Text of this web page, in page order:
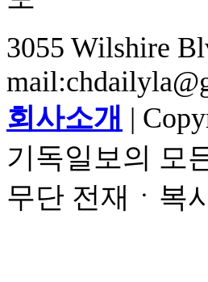
3055 Wilshire
회사소개 |
기독일보의 모
무단 전재ㆍ복